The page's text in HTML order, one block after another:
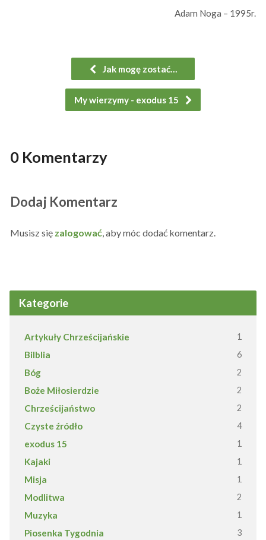
Adam Noga – 1995r.
Jak mogę zostać…
My wierzymy - exodus 15
0 Komentarzy
Dodaj Komentarz
Musisz się zalogować, aby móc dodać komentarz.
Kategorie
Artykuły Chrześcijańskie 1
Bilblia 6
Bóg 2
Boże Miłosierdzie 2
Chrześcijaństwo 2
Czyste źródło 4
exodus 15 1
Kajaki 1
Misja 1
Modlitwa 2
Muzyka 1
Piosenka Tygodnia 3